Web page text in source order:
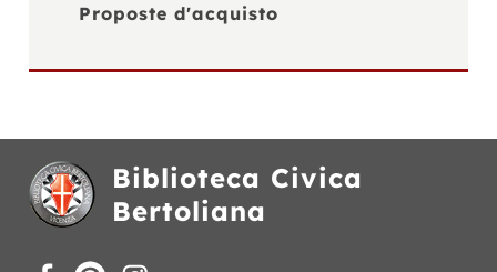
Proposte d'acquisto
Biblioteca Civica
Bertoliana